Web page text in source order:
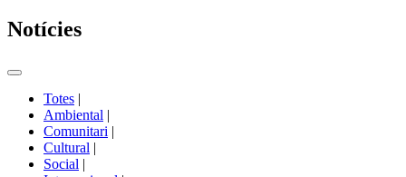
Notícies
Commutador
portals
Totes |
Ambiental |
Comunitari |
Cultural |
Social |